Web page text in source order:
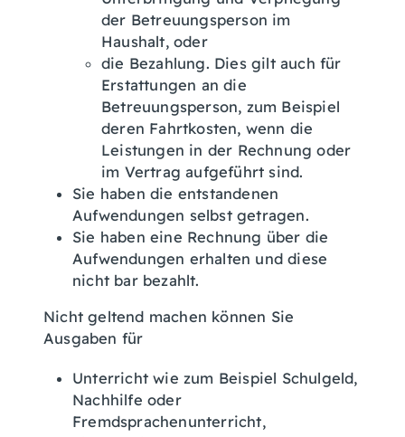
der Betreuungsperson im
Haushalt,oder
die Bezahlung. Dies gilt auch für
Erstattungen an die
Betreuungsperson, zum Beispiel
deren Fahrtkosten, wenn die
Leistungen in der Rechnung oder
im Vertrag aufgeführt sind.
Sie haben die entstandenen
Aufwendungen selbst getragen.
Sie haben eine Rechnung über die
Aufwendungen erhalten und diese
nicht bar bezahlt.
Nicht geltend machen können Sie
Ausgaben für
Unterricht wie zum Beispiel Schulgeld,
Nachhilfe oder
Fremdsprachenunterricht,